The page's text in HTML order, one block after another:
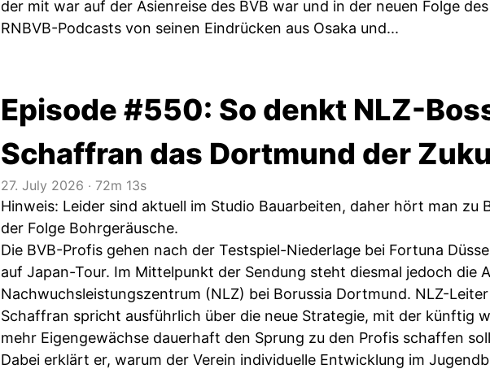
der mit war auf der Asienreise des BVB war und in der neuen Folge des
RNBVB-Podcasts von seinen Eindrücken aus Osaka und...
Episode #550: So denkt NLZ-
Schaffran das Dortmund der
27. July 2026 ‧ 72m 13s
Hinweis: Leider sind aktuell im Studio Bauarbeiten, daher hört man zu
der Folge Bohrgeräusche.
Die BVB-Profis gehen nach der Testspiel-Niederlage bei Fortuna
auf Japan-Tour. Im Mittelpunkt der Sendung steht diesmal jedoch die
Nachwuchsleistungszentrum (NLZ) bei Borussia Dortmund. NLZ-Leiter
Schaffran spricht ausführlich über die neue Strategie, mit der künftig
mehr Eigengewächse dauerhaft den Sprung zu den Profis schaffen
Dabei erklärt er, warum der Verein individuelle Entwicklung im